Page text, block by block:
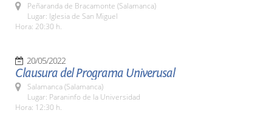
Peñaranda de Bracamonte (Salamanca)
Lugar: Iglesia de San Miguel
Hora: 20:30 h.
20/05/2022
Clausura del Programa Univerusal
Salamanca (Salamanca)
Lugar: Paraninfo de la Universidad
Hora: 12:30 h.